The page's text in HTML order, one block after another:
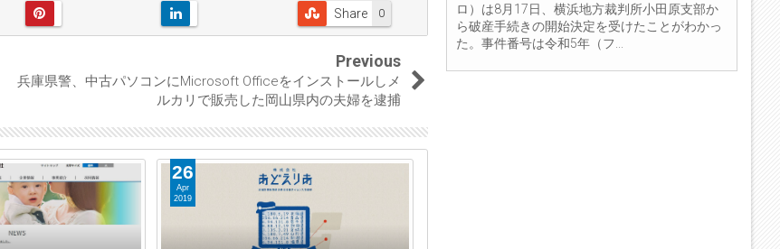
0
Share
Previous
兵庫県警、中古パソコンにMicrosoft Officeをインストールしメ
ルカリで販売した岡山県内の夫婦を逮捕
26
Apr
2019
ロ）は8月17日、横浜地方裁判所小田原支部か
ら破産手続きの開始決定を受けたことがわかっ
た。事件番号は令和5年（フ...